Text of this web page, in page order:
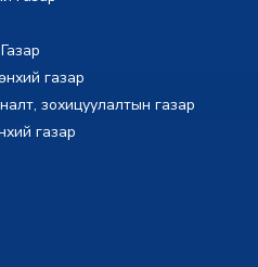
газар
зохицуулалтын газар
газар